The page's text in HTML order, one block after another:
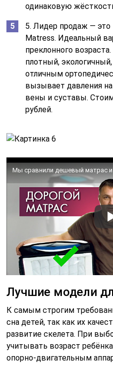
одинаковую
5. Лидер продаж — это
Matress. Идеальный
преклонного
плотный,
отличным
вызывает давления
вены и суставы.
рублей.
Лучшие модели
К самым строгим
сна детей, так как их
развитие скелета. При
учитывать возраст
опорно-двигательным